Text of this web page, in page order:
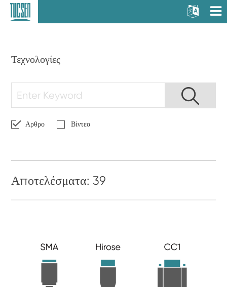
Τεχνολογίες
Αρθρο Βίντεο
Αποτελέσματα: 39